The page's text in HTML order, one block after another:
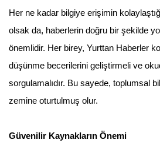
Her ne kadar bilgiye erişimin
olsak da, haberlerin doğru bir şekilde
önemlidir. Her birey, Yurttan Haberler
düşünme becerilerini geliştirmeli ve
sorgulamalıdır. Bu sayede, toplumsal
zemine oturtulmuş olur.
Güvenilir Kaynakların Önemi